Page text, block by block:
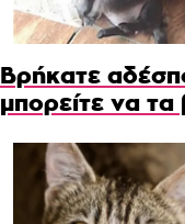
Βρήκατε
μπορείτε να